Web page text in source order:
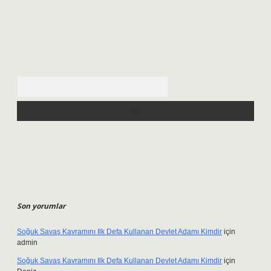
Son yorumlar
Soğuk Savaş Kavramını Ilk Defa Kullanan Devlet Adamı Kimdir için
admin
Soğuk Savaş Kavramını Ilk Defa Kullanan Devlet Adamı Kimdir için